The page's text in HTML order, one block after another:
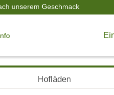
unserem Geschmack
Hofläden